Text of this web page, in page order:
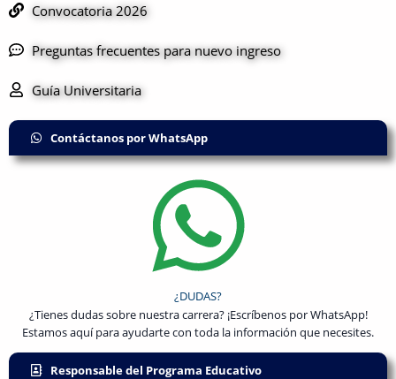
Convocatoria 2026
Preguntas frecuentes para nuevo ingreso
Guía Universitaria
Contáctanos por WhatsApp
¿DUDAS?
¿Tienes dudas sobre nuestra carrera? ¡Escríbenos por WhatsApp!
Estamos aquí para ayudarte con toda la información que necesites.
Responsable del Programa Educativo